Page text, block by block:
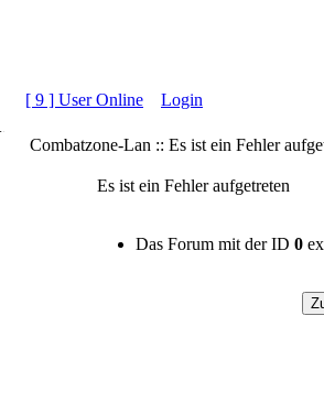
[ 9 ] User Online Login
Combatzone-Lan :: Es ist ein Fehler
Es ist ein Fehler aufgetreten
Das Forum mit der ID 0